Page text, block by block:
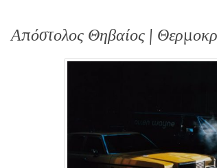
Απόστολος Θηβαίος |